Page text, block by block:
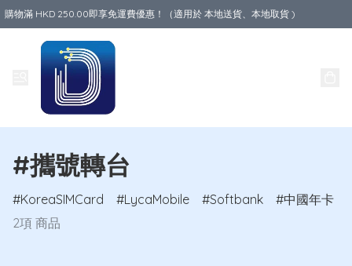
購物滿 HKD 250.00即享免運費優惠！（適用於 本地送貨、本地取貨 )
#攜號轉台
KoreaSIMCard LycaMobile Softbank
中國年卡
2項 商品